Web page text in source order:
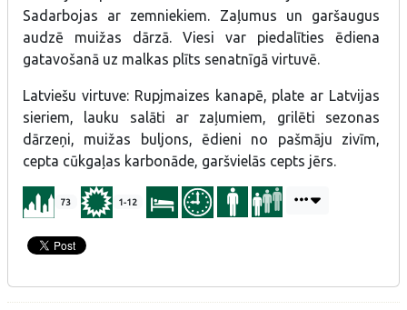
Sadarbojas ar zemniekiem. Zaļumus un garšaugus
audzē muižas dārzā. Viesi var piedalīties ēdiena
gatavošanā uz malkas plīts senatnīgā virtuvē.
Latviešu virtuve: Rupjmaizes kanapē, plate ar Latvijas
sieriem, lauku salāti ar zaļumiem, grilēti sezonas
dārzeņi, muižas buljons, ēdieni no pašmāju zivīm,
cepta cūkgaļas karbonāde, garšvielās cepts jērs.
73 1-12